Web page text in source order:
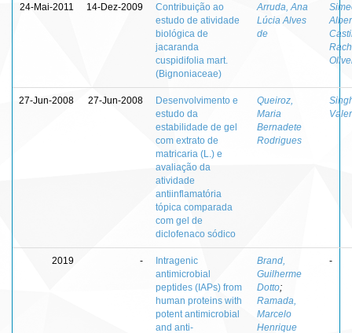
24-Mai-2011 14-Dez-2009
Contribuição ao
estudo de atividade
biológica de
jacaranda
cuspidifolia mart.
(Bignoniaceae)
Arruda, Ana
Lúcia Alves
de
27-Jun-2008 27-Jun-2008
Desenvolvimento e
estudo da
estabilidade de gel
com extrato de
matricaria (L.) e
avaliação da
atividade
antiinflamatória
tópica comparada
com gel de
diclofenaco sódico
Queiroz,
Maria
Bernadete
Rodrigues
2019 -
Intragenic
antimicrobial
peptides (IAPs) from
human proteins with
potent antimicrobial
and anti-
Brand,
Guilherme
Dotto;
Ramada,
Marcelo
Henrique
-